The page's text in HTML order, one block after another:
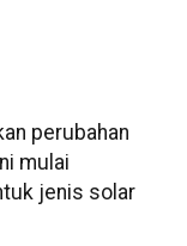
perubahan
mulai
jenis solar